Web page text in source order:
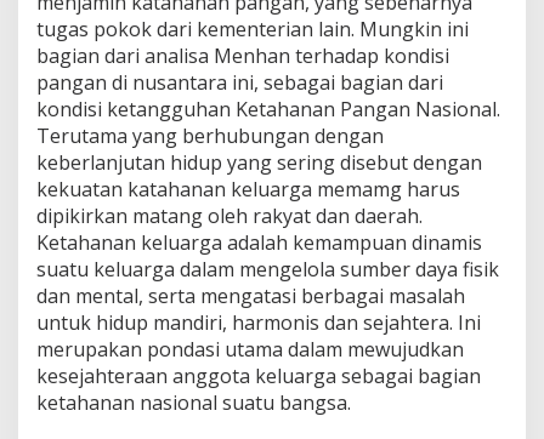
tugas pokok dari kementerian lain. Mungkin ini
bagian dari analisa Menhan terhadap kondisi
pangan di nusantara ini, sebagai bagian dari
kondisi ketangguhan Ketahanan Pangan Nasional.
Terutama yang berhubungan dengan
keberlanjutan hidup yang sering disebut dengan
kekuatan katahanan keluarga memamg harus
dipikirkan matang oleh rakyat dan daerah.
Ketahanan keluarga adalah kemampuan dinamis
suatu keluarga dalam mengelola sumber daya fisik
dan mental, serta mengatasi berbagai masalah
untuk hidup mandiri, harmonis dan sejahtera. Ini
merupakan pondasi utama dalam mewujudkan
kesejahteraan anggota keluarga sebagai bagian
ketahanan nasional suatu bangsa.